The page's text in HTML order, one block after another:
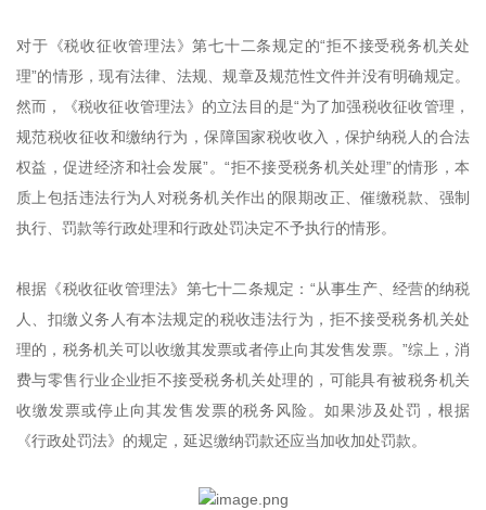
对于《税收征收管理法》第七十二条规定的“拒不接受税务机关处
理”的情形，现有法律、法规、规章及规范性文件并没有明确规定。
然而，《税收征收管理法》的立法目的是“为了加强税收征收管理，
规范税收征收和缴纳行为，保障国家税收收入，保护纳税人的合法
权益，促进经济和社会发展”。“拒不接受税务机关处理”的情形，本
质上包括违法行为人对税务机关作出的限期改正、催缴税款、强制
执行、罚款等行政处理和行政处罚决定不予执行的情形。
根据《税收征收管理法》第七十二条规定：“从事生产、经营的纳税
人、扣缴义务人有本法规定的税收违法行为，拒不接受税务机关处
理的，税务机关可以收缴其发票或者停止向其发售发票。”综上，消
费与零售行业企业拒不接受税务机关处理的，可能具有被税务机关
收缴发票或停止向其发售发票的税务风险。如果涉及处罚，根据
《行政处罚法》的规定，延迟缴纳罚款还应当加收加处罚款。